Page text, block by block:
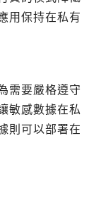
用保持在私有
需要嚴格遵守
敏感數據在私
則可以部署在